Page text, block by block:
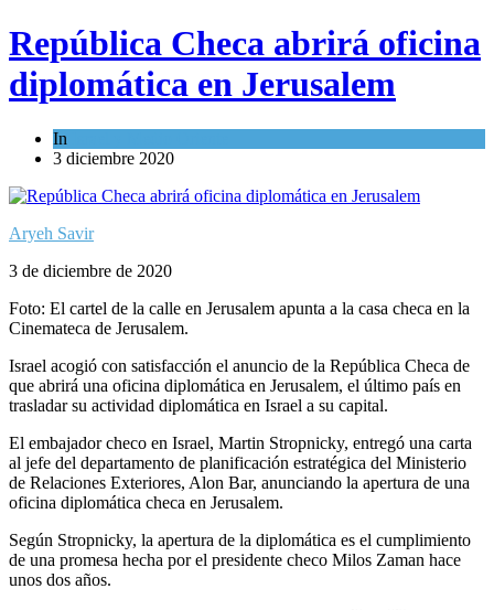
República Checa abrirá oficina
diplomática en Jerusalem
In
3 diciembre 2020
Aryeh Savir
3 de diciembre de 2020
Foto: El cartel de la calle en Jerusalem apunta a la casa checa en la
Cinemateca de Jerusalem.
Israel acogió con satisfacción el anuncio de la República Checa de
que abrirá una oficina diplomática en Jerusalem, el último país en
trasladar su actividad diplomática en Israel a su capital.
El embajador checo en Israel, Martin Stropnicky, entregó una carta
al jefe del departamento de planificación estratégica del Ministerio
de Relaciones Exteriores, Alon Bar, anunciando la apertura de una
oficina diplomática checa en Jerusalem.
Según Stropnicky, la apertura de la diplomática es el cumplimiento
de una promesa hecha por el presidente checo Milos Zaman hace
unos dos años.